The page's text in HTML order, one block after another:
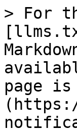
> For
page